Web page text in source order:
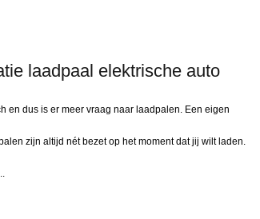
laadpaal elektrische auto
en dus is er meer vraag naar laadpalen. Een eigen
zijn altijd nét bezet op het moment dat jij wilt laden.